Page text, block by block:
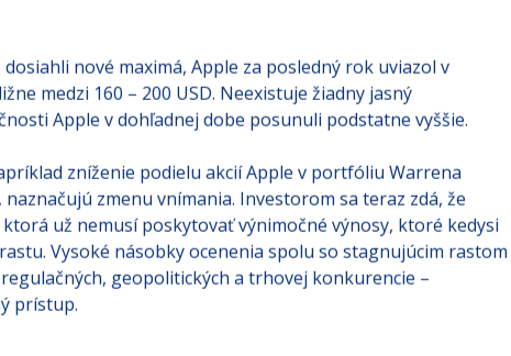
ziskových marží, ktoré sú poháňané segmentom služieb s
v tomto segmente významne posilňujú celkovú
nové maximá, Apple za posledný rok uviazol v
medzi 160 – 200 USD. Neexistuje žiadny jasný
Apple v dohľadnej dobe posunuli podstatne vyššie.
zníženie podielu akcií Apple v portfóliu Warrena
zmenu vnímania. Investorom sa teraz zdá, že
už nemusí poskytovať výnimočné výnosy, ktoré kedysi
Vysoké násobky ocenenia spolu so stagnujúcim rastom